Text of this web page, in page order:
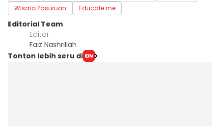
Wisata Pasuruan
Educate me
Editorial Team
Editor
Faiz Nashrillah
Tonton lebih seru di